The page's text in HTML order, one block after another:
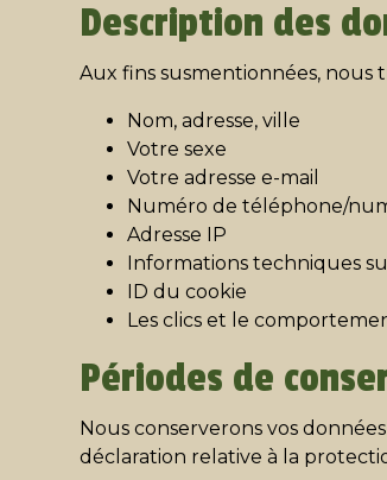
Description des
Aux fins susmentionnées, nous
Nom, adresse, ville
Votre sexe
Votre adresse e-mail
Numéro de téléphone/
Adresse IP
Informations techniques
ID du cookie
Les clics et le
Périodes de
Nous conserverons vos
déclaration relative à la